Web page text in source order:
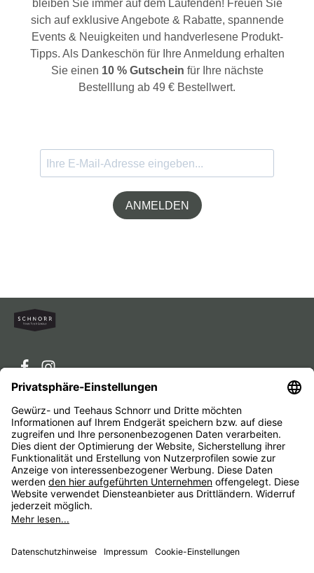
bleiben Sie immer auf dem Laufenden! Freuen Sie
sich auf exklusive Angebote & Rabatte, spannende
Events & Neuigkeiten und handverlesene Produkt-
Tipps. Als Dankeschön für Ihre Anmeldung erhalten
Sie einen 10 % Gutschein für Ihre nächste
Bestelllung ab 49 € Bestellwert.
ANMELDEN
Service-Hotline
Service
Unternehmen
Alle Preise inkl. gesetzl. Mehrwertsteuer zzgl.
anders angegeben.